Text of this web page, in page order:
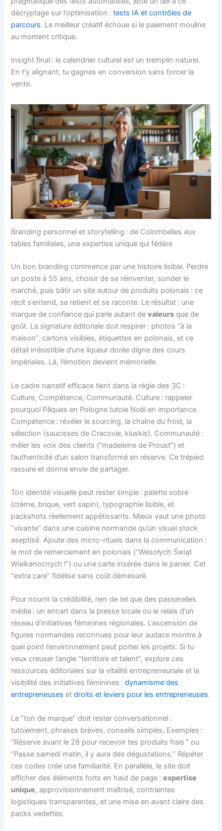
décryptage sur l’optimisation :tests IA et contrôles de
parcours. Le meilleur créatif échoue si le paiement mouline
au moment critique.
Insight final : le calendrier culturel est un tremplin naturel.
En t’y alignant, tu gagnes en conversion sans forcer la
vente.
Branding personnel et storytelling : de Colombelles aux
tables familiales, une expertise unique qui fédère
Un bon branding commence par une histoire lisible. Perdre
un poste à 55 ans, choisir de se réinventer, sonder le
marché, puis bâtir un site autour de produits polonais : ce
récit s’entend, se retient et se raconte. Le résultat : une
marque de confiance qui parle autant devaleurs que de
goût. La signature éditoriale doit respirer : photos “à la
maison”, cartons visibles, étiquettes en polonais, et ce
détail irrésistible d’une liqueur dorée digne des cours
impériales. Là, l’émotion devient mémorielle.
Le cadre narratif efficace tient dans la règle des 3C :
Culture, Compétence, Communauté. Culture : rappeler
pourquoi Pâques en Pologne tutoie Noël en importance.
Compétence : révéler le sourcing, la chaîne du froid, la
sélection (saucisses de Cracovie, kluskis). Communauté :
mêler les voix des clients (“madeleine de Proust”) et
l’authenticité d’un salon transformé en réserve. Ce trépied
rassure et donne envie de partager.
Ton identité visuelle peut rester simple : palette sobre
(crème, brique, vert sapin), typographie lisible, et
packshots réellement appétissants. Mieux vaut une photo
“vivante” dans une cuisine normande qu’un visuel stock
aseptisé. Ajoute des micro-rituels dans la communication :
le mot de remerciement en polonais (“Wesołych Świąt
Wielkanocnych !”) ou une carte insérée dans le panier. Cet
“extra care” fidélise sans coût démesuré.
Pour nourrir la crédibilité, rien de tel que des passerelles
média : un encart dans la presse locale ou le relais d’un
réseau d’initiatives féminines régionales. L’ascension de
figures normandes reconnues pour leur audace montre à
quel point l’environnement peut porter les projets. Si tu
veux creuser l’angle “territoire et talent”, explore ces
ressources éditoriales sur la vitalité entrepreneuriale et la
visibilité des initiatives féminines :dynamisme des
entrepreneuses etdroits et leviers pour les entrepreneuses.
Le “ton de marque” doit rester conversationnel :
tutoiement, phrases brèves, conseils simples. Exemples :
“Réserve avant le 28 pour recevoir tes produits frais ” ou
“Passe samedi matin, il y aura des dégustations.” Répéter
ces codes crée une familiarité. En parallèle, le site doit
afficher des éléments forts en haut de page :expertise
unique, approvisionnement maîtrisé, contraintes
logistiques transparentes, et une mise en avant claire des
packs vedettes.